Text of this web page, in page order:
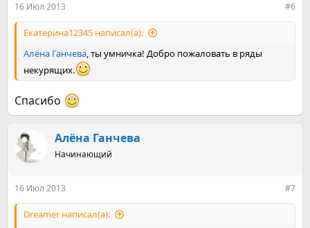
все проделки чудовища. Я не поддаюсь.
Я наслаждаюсь тем, что больше не курю. Я - НЕКУРЯЩАЯ.
16 Июл 2013 #6
Екатерина12345 написал(а):
Алёна Ганчева, ты умничка! Добро пожаловать в ряды
некурящих.
Спасибо
Алёна Ганчева
Начинающий
16 Июл 2013 #7
Dreamer написал(а):